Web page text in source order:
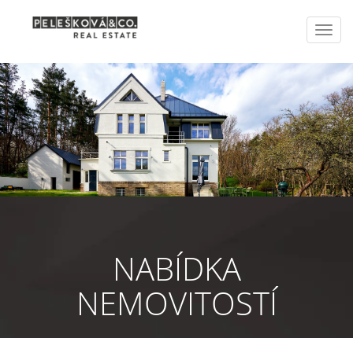
NABÍDKA
NEMOVITOSTÍ